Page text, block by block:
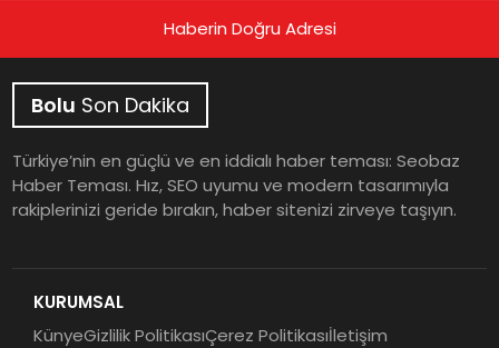
Haberin Doğru Adresi
Bolu Son Dakika
Türkiye’nin en güçlü ve en iddialı haber teması: Seobaz
Haber Teması. Hız, SEO uyumu ve modern tasarımıyla
rakiplerinizi geride bırakın, haber sitenizi zirveye taşıyın.
KURUMSAL
KünyeGizlilik PolitikasıÇerez Politikasıİletişim